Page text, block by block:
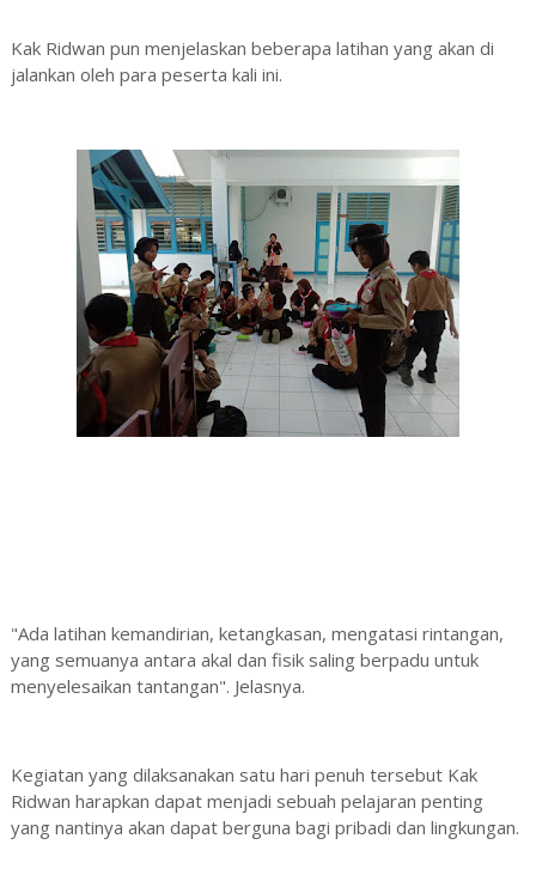
Kak Ridwan pun menjelaskan beberapa latihan yang akan di
jalankan oleh para peserta kali ini.
"Ada latihan kemandirian, ketangkasan, mengatasi rintangan,
yang semuanya antara akal dan fisik saling berpadu untuk
menyelesaikan tantangan". Jelasnya.
Kegiatan yang dilaksanakan satu hari penuh tersebut Kak
Ridwan harapkan dapat menjadi sebuah pelajaran penting
yang nantinya akan dapat berguna bagi pribadi dan lingkungan.